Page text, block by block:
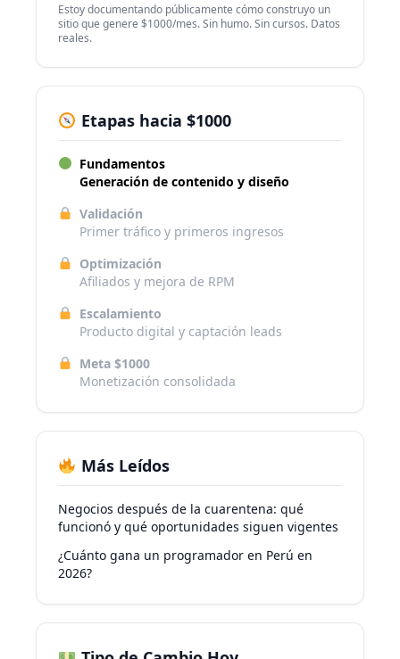
Estoy documentando públicamente cómo construyo un
sitio que genere $1000/mes. Sin humo. Sin cursos. Datos
reales.
Etapas hacia $1000
Fundamentos
Generación de contenido y diseño
Validación
Primer tráfico y primeros ingresos
Optimización
Afiliados y mejora de RPM
Escalamiento
Producto digital y captación leads
Meta $1000
Monetización consolidada
Más Leídos
Negocios después de la cuarentena: qué
funcionó y qué oportunidades siguen vigentes
¿Cuánto gana un programador en Perú en
2026?